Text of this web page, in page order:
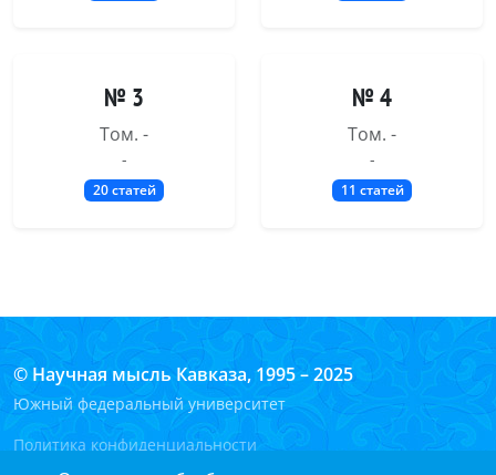
№ 3
Том. -
-
20 статей
№ 4
Том. -
-
11 статей
© Научная мысль Кавказа, 1995 – 2025
Южный федеральный университет
Политика конфиденциальности
Согласие на обработку персональных данных на сайте